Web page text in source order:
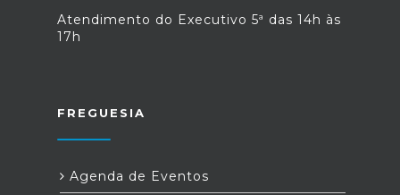
Atendimento do Executivo 5ª das 14h às
17h
FREGUESIA
Agenda de Eventos